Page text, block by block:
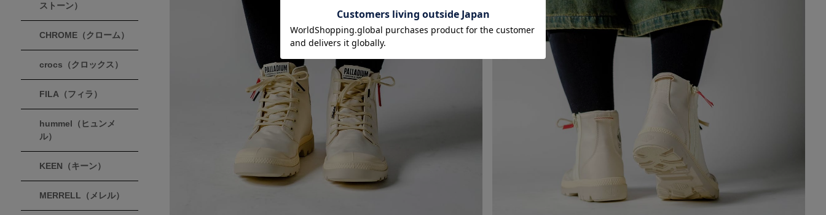
ストーン）
CHROME（クローム）
crocs（クロックス）
FILA（フィラ）
hummel（ヒュンメ
ル）
KEEN（キーン）
MERRELL（メレル）